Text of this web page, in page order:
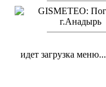
идет загрузка меню...